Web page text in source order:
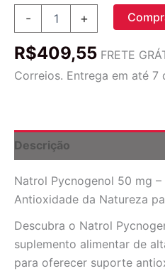
-
Pycnogenol
mg
60
para
Pele
Circulação
no
quantidade
+
R$409,55 FRETE
Correios. Entrega em até 7
Descrição
Natrol Pycnogenol 50 mg
Antioxidade da Natureza
Descubra o Natrol
suplemento alimentar de
para oferecer suporte